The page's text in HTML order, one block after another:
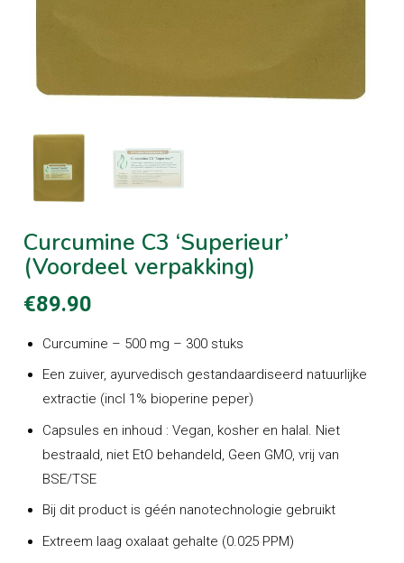
Curcumine C3 ‘Superieur’
(Voordeel verpakking)
€89.90
Curcumine – 500 mg – 300 stuks
Een zuiver, ayurvedisch gestandaardiseerd natuurlijke
extractie (incl 1% bioperine peper)
Capsules en inhoud : Vegan, kosher en halal. Niet
bestraald, niet EtO behandeld, Geen GMO, vrij van
BSE/TSE
Bij dit product is géén nanotechnologie gebruikt
Extreem laag oxalaat gehalte (0.025 PPM)